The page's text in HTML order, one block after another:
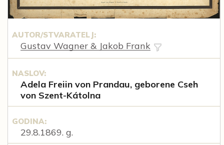
AUTOR/STVARATELJ:
Gustav Wagner & Jakob Frank
NASLOV:
Adela Freiin von Prandau, geborene Cseh
von Szent-Kátolna
GODINA:
29.8.1869. g.